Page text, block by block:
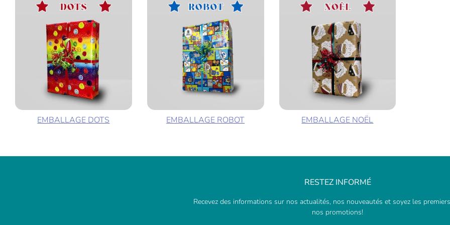
EMBALLAGE DOTS EMBALLAGE ROBOT EMBALLAGE NOËL
RESTEZ INFORMÉ
Recevez des informations sur nos actualités, nos nouveautés et soyez les
nos promotions!